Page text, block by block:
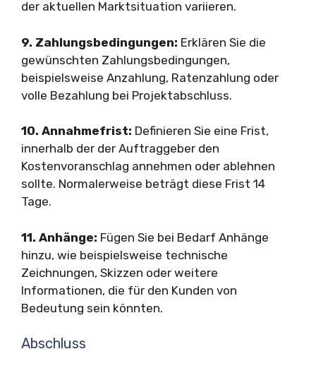
der aktuellen Marktsituation variieren.
9. Zahlungsbedingungen: Erklären Sie die
gewünschten Zahlungsbedingungen,
beispielsweise Anzahlung, Ratenzahlung oder
volle Bezahlung bei Projektabschluss.
10. Annahmefrist: Definieren Sie eine Frist,
innerhalb der der Auftraggeber den
Kostenvoranschlag annehmen oder ablehnen
sollte. Normalerweise beträgt diese Frist 14
Tage.
11. Anhänge: Fügen Sie bei Bedarf Anhänge
hinzu, wie beispielsweise technische
Zeichnungen, Skizzen oder weitere
Informationen, die für den Kunden von
Bedeutung sein könnten.
Abschluss